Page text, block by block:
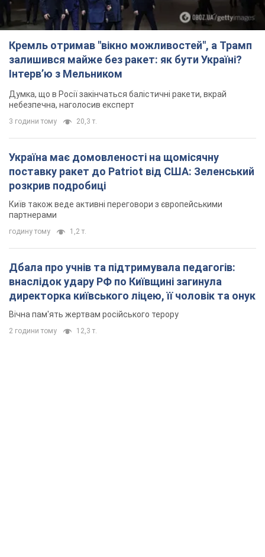
Кремль отримав "вікно можливостей", а Трамп
залишився майже без ракет: як бути Україні?
Інтерв’ю з Мельником
Думка, що в Росії закінчаться балістичні ракети, вкрай
небезпечна, наголосив експерт
3 години тому 20,3 т.
Україна має домовленості на щомісячну
поставку ракет до Patriot від США: Зеленський
розкрив подробиці
Київ також веде активні переговори з європейськими
партнерами
годину тому 1,2 т.
Дбала про учнів та підтримувала педагогів:
внаслідок удару РФ по Київщині загинула
директорка київського ліцею, її чоловік та онук
Вічна пам'ять жертвам російського терору
2 години тому 12,3 т.